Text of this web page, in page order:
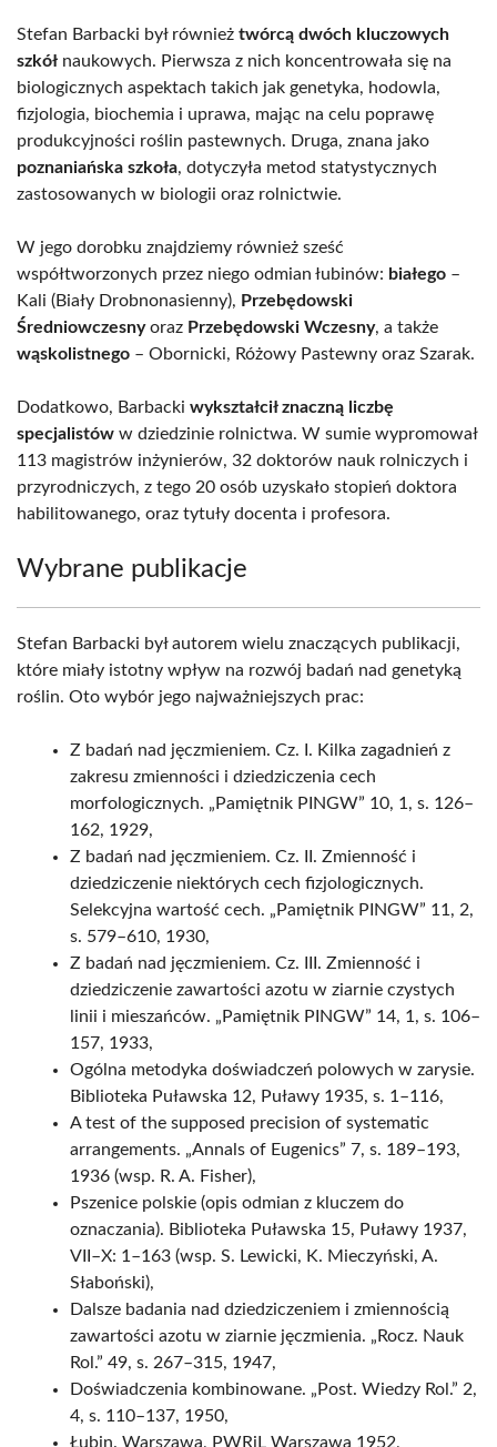
Stefan Barbacki był również twórcą dwóch kluczowych
szkół naukowych. Pierwsza z nich koncentrowała się na
biologicznych aspektach takich jak genetyka, hodowla,
fizjologia, biochemia i uprawa, mając na celu poprawę
produkcyjności roślin pastewnych. Druga, znana jako
poznaniańska szkoła, dotyczyła metod statystycznych
zastosowanych w biologii oraz rolnictwie.
W jego dorobku znajdziemy również sześć
współtworzonych przez niego odmian łubinów: białego –
Kali (Biały Drobnonasienny), Przebędowski
Średniowczesnyoraz Przebędowski Wczesny, a także
wąskolistnego – Obornicki, Różowy Pastewny oraz Szarak.
Dodatkowo, Barbacki wykształcił znaczną liczbę
specjalistów w dziedzinie rolnictwa. W sumie wypromował
113 magistrów inżynierów, 32 doktorów nauk rolniczych i
przyrodniczych, z tego 20 osób uzyskało stopień doktora
habilitowanego, oraz tytuły docenta i profesora.
Wybrane publikacje
Stefan Barbacki był autorem wielu znaczących publikacji,
które miały istotny wpływ na rozwój badań nad genetyką
roślin. Oto wybór jego najważniejszych prac:
Z badań nad jęczmieniem. Cz. I. Kilka zagadnień z
zakresu zmienności i dziedziczenia cech
morfologicznych. „Pamiętnik PINGW” 10, 1, s. 126–
162, 1929,
Z badań nad jęczmieniem. Cz. II. Zmienność i
dziedziczenie niektórych cech fizjologicznych.
Selekcyjna wartość cech. „Pamiętnik PINGW” 11, 2,
s. 579–610, 1930,
Z badań nad jęczmieniem. Cz. III. Zmienność i
dziedziczenie zawartości azotu w ziarnie czystych
linii i mieszańców. „Pamiętnik PINGW” 14, 1, s. 106–
157, 1933,
Ogólna metodyka doświadczeń polowych w zarysie.
Biblioteka Puławska 12, Puławy 1935, s. 1–116,
A test of the supposed precision of systematic
arrangements. „Annals of Eugenics” 7, s. 189–193,
1936 (wsp. R. A. Fisher),
Pszenice polskie (opis odmian z kluczem do
oznaczania). Biblioteka Puławska 15, Puławy 1937,
VII–X: 1–163 (wsp. S. Lewicki, K. Mieczyński, A.
Słaboński),
Dalsze badania nad dziedziczeniem i zmiennością
zawartości azotu w ziarnie jęczmienia. „Rocz. Nauk
Rol.” 49, s. 267–315, 1947,
Doświadczenia kombinowane. „Post. Wiedzy Rol.” 2,
4, s. 110–137, 1950,
Łubin. Warszawa, PWRiL Warszawa 1952,